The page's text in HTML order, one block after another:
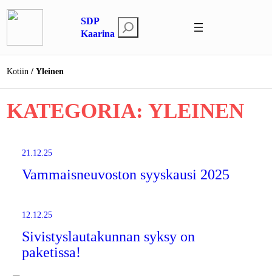
Siirry
sisältöön
SDP
Kaarina
t
s
Kotiin Yleinen
KATEGORIA: YLEINEN
21.12.25
Vammaisneuvoston syyskausi 2025
12.12.25
Sivistyslautakunnan syksy on
paketissa!